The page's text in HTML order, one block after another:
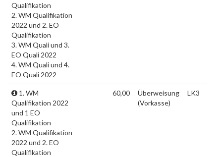
Qualifikation
2. WM Qualifikation
2022 und 2. EO
Qualifikation
3. WM Quali und 3.
EO Quali 2022
4. WM Quali und 4.
EO Quali 2022
1. WM
Qualifikation 2022
und 1 EO
Qualifikation
2. WM Qualifikation
2022 und 2. EO
Qualifikation
60,00
Überweisung
(Vorkasse)
LK3